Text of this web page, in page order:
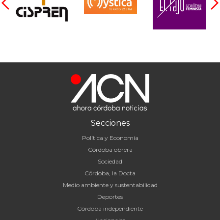
Secciones
Política y Economía
Córdoba obrera
Sociedad
Córdoba, la Docta
Medio ambiente y sustentabilidad
Deportes
Córdoba independiente